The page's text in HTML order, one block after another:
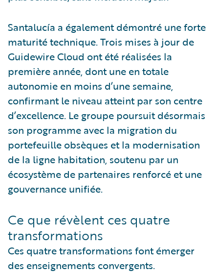
Santalucía a également démontré une forte
maturité technique. Trois mises à jour de
Guidewire Cloud ont été réalisées la
première année, dont une en totale
autonomie en moins d’une semaine,
confirmant le niveau atteint par son centre
d’excellence. Le groupe poursuit désormais
son programme avec la migration du
portefeuille obsèques et la modernisation
de la ligne habitation, soutenu par un
écosystème de partenaires renforcé et une
gouvernance unifiée.
Ce que révèlent ces quatre
transformations
Ces quatre transformations font émerger
des enseignements convergents.